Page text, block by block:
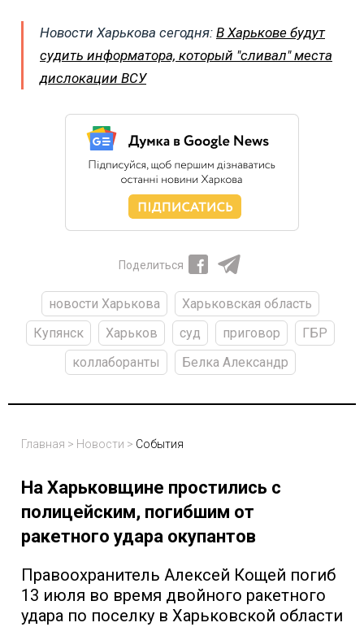
Новости Харькова сегодня: В Харькове будут
судить информатора, который "сливал" места
дислокации ВСУ
Поделиться
новости Харькова
Харьковская область
Купянск
Харьков суд приговор
ГБР
коллаборанты
Белка Александр
Главная > Новости > События
На Харьковщине простились с
полицейским, погибшим от
ракетного удара окупантов
Правоохранитель Алексей Кощей погиб
13 июля во время двойного ракетного
удара по поселку в Харьковской области